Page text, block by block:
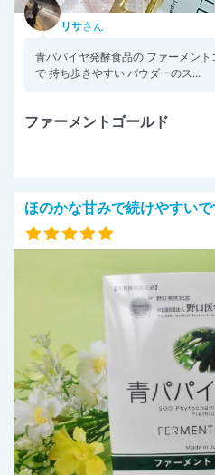
リサさん
青パパイヤ発酵食品の ファーメン
で 持ち歩きやすい パウダーのス...
ファーメントゴールド
ほのかな甘みで続けやすい